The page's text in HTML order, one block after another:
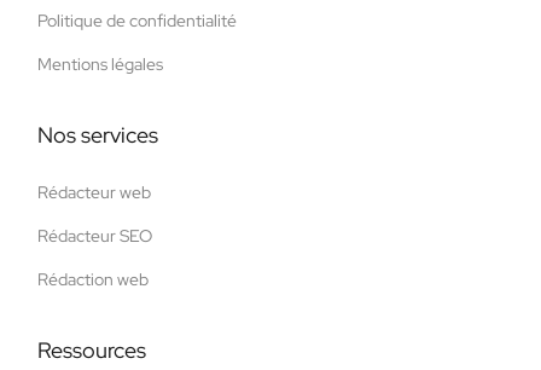
Politique de confidentialité
Mentions légales
Nos services
Rédacteur web
Rédacteur SEO
Rédaction web
Ressources